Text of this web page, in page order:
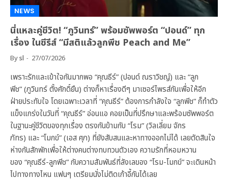
NEWS
นี่แหละคู่ชีวิต! “ภูวินทร์” พร้อมซัพพอร์ต “ปอนด์” ทุก
เรื่อง ในซีรีส์ “มีสติแล้วลูกพีช Peach and Me”
Bysl 27/07/2026
เพราะรักและเข้าใจกันมากพอ “คุณธีร์” (ปอนด์ ณราวิชญ์) และ “ลูก
พีช” (ภูวินทร์ ตั้งศักดิ์ยืน) ต่างก็หาเรื่องดีๆ มาเซอร์ไพรส์กันเพื่อให้อีก
ฝ่ายประทับใจ โดยเฉพาะเวลาที่ “คุณธีร์” ต้องการกำลังใจ “ลูกพีช” ก็ทำตัว
แข็งแกร่งในวันที่ “คุณธีร์” อ่อนแอ คอยเป็นที่ปรึกษาและพร้อมซัพพอร์ต
ในฐานะคู่ชีวิตของทุกเรื่อง ตรงกันข้ามกับ “โรม” (วิลเลี่ยม จักร
ภัทร) และ “โมกข์” (เอส ศุภ) ที่ยังสับสนและหาทางออกไม่ได้ เลยตัดสินใจ
ห่างกันสักพักเพื่อให้ต่างคนต่างทบทวนตัวเอง ความรักที่หอมหวาน
ของ “คุณธีร์-ลูกพีช” กับความสัมพันธ์ที่ลังเลของ “โรม-โมกข์” จะเดินหน้า
ไปทางทางไหน แฟนๆ เตรียมนั่งไม่ติดเก้าอี้กันได้เลย